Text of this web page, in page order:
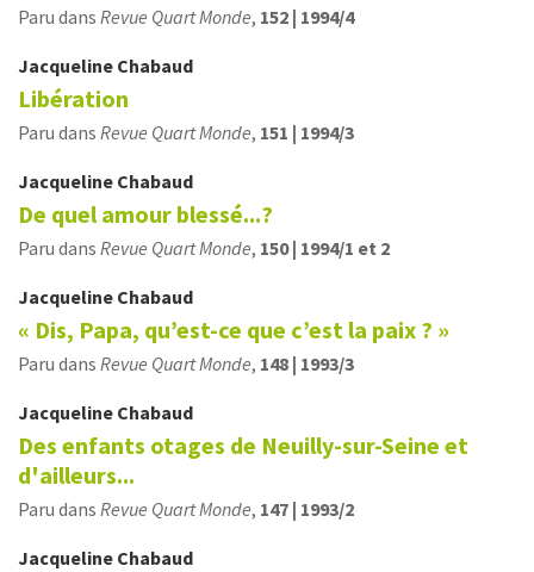
Paru dans Revue Quart Monde, 152 | 1994/4
Jacqueline Chabaud
Libération
Paru dans Revue Quart Monde, 151 | 1994/3
Jacqueline Chabaud
De quel amour blessé...?
Paru dans Revue Quart Monde, 150 | 1994/1 et 2
Jacqueline Chabaud
« Dis, Papa, qu’est-ce que c’est la paix ? »
Paru dans Revue Quart Monde, 148 | 1993/3
Jacqueline Chabaud
Des enfants otages de Neuilly-sur-Seine et
d'ailleurs...
Paru dans Revue Quart Monde, 147 | 1993/2
Jacqueline Chabaud